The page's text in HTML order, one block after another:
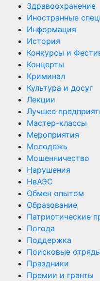
Здравоохранение
Иностранные
Информация
История
Конкурсы и
Концерты
Криминал
Культура и досуг
Лекции
Лучшее
Мастер-классы
Мероприятия
Молодежь
Мошенничество
Нарушения
НвАЭС
Обмен опытом
Образование
Патриотические
Погода
Поддержка
Поисковые
Праздники
Премии и гранты